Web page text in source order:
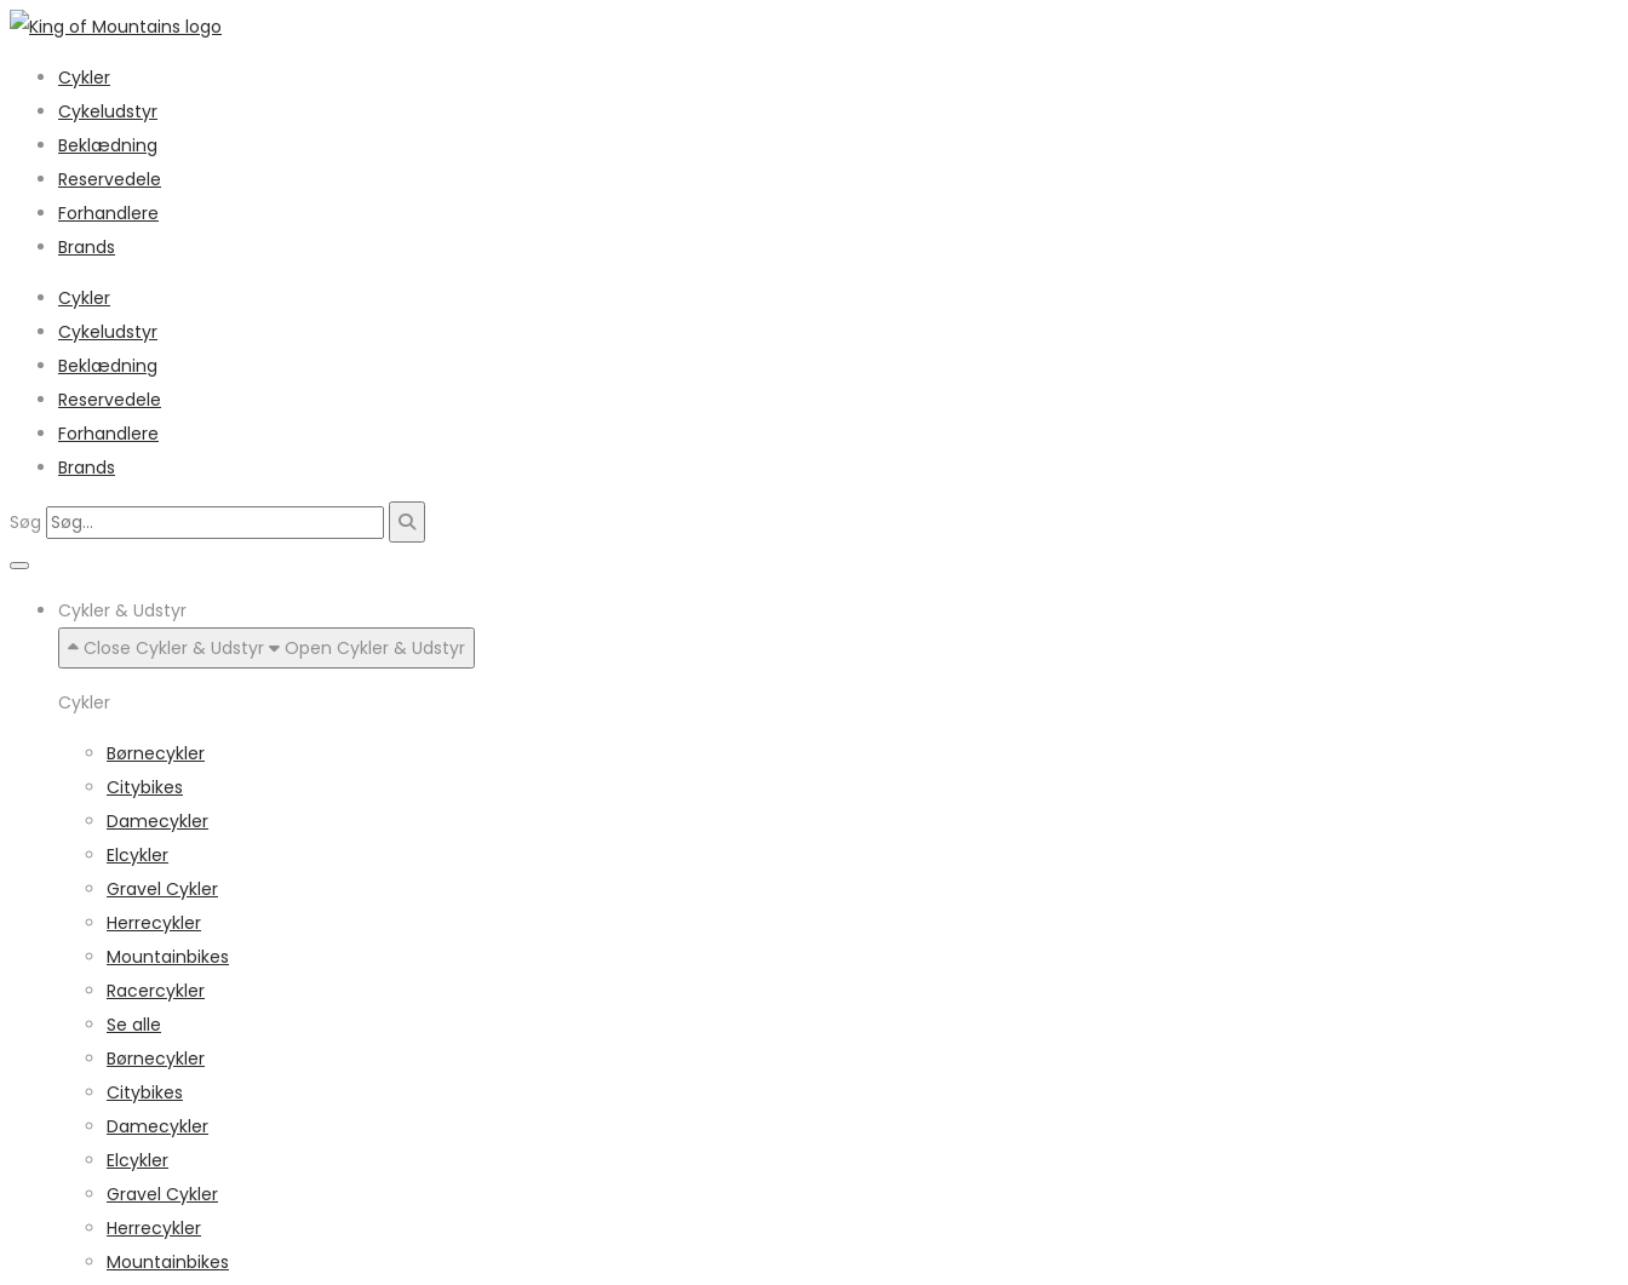
Cykler
Cykeludstyr
Beklædning
Reservedele
Forhandlere
Brands
Cykler
Cykeludstyr
Beklædning
Reservedele
Forhandlere
Brands
Søg
Cykler & Udstyr
Close Cykler & Udstyr
Open Cykler & Udstyr
Cykler
Børnecykler
Citybikes
Damecykler
Elcykler
Gravel Cykler
Herrecykler
Mountainbikes
Racercykler
Se alle
Børnecykler
Citybikes
Damecykler
Elcykler
Gravel Cykler
Herrecykler
Mountainbikes